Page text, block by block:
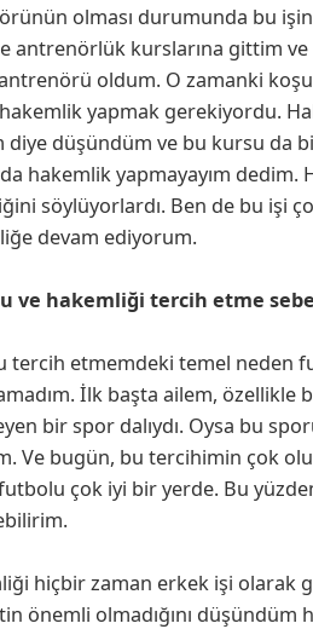
olması durumunda bu
antrenörlük kurslarına gittim ve
oldum. O zamanki
yapmak gerekiyordu.
diye düşündüm ve bu kursu da
hakemlik yapmayayım dedim.
söylüyorlardı. Ben de bu işi
devam ediyorum.
ve hakemliği tercih etme
tercih etmemdeki temel neden
İlk başta ailem, özellikle
bir spor dalıydı. Oysa bu
Ve bugün, bu tercihimin çok
çok iyi bir yerde. Bu
hiçbir zaman erkek işi olarak
önemli olmadığını